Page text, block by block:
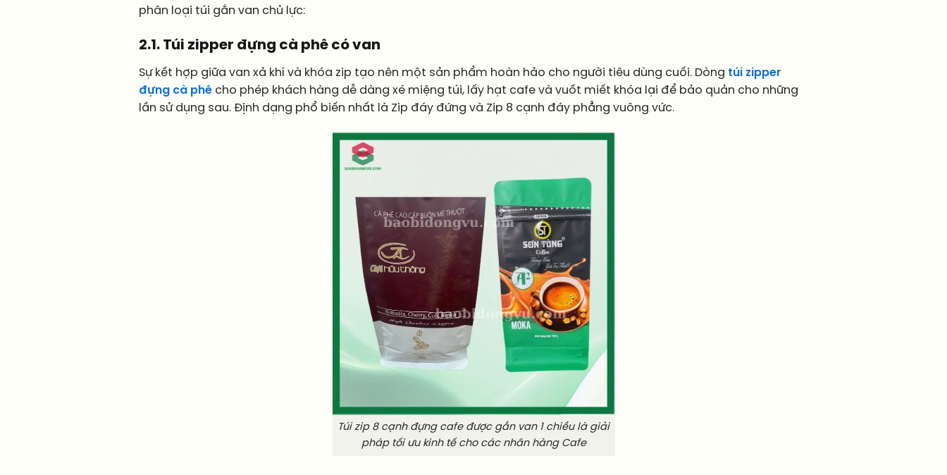
phân loại túi gắn van chủ lực:
2.1. Túi zipper đựng cà phê có van
Sự kết hợp giữa van xả khí và khóa zip tạo nên một sản phẩm hoàn hảo cho người tiêu dùng cuối. Dòng túi zipper
đựng cà phê cho phép khách hàng dễ dàng xé miệng túi, lấy hạt cafe và vuốt miết khóa lại để bảo quản cho những
lần sử dụng sau. Định dạng phổ biến nhất là Zip đáy đứng và Zip 8 cạnh đáy phẳng vuông vức.
Túi zip 8 cạnh đựng cafe được gắn van 1 chiều là giải
pháp tối ưu kinh tế cho các nhãn hàng Cafe